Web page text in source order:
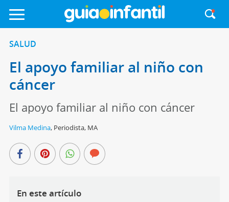
SALUD
El apoyo familiar al niño con
cáncer
El apoyo familiar al niño con cáncer
Vilma Medina, Periodista, MA
En este artículo